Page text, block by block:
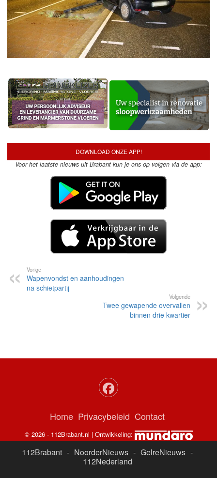
DOWNLOAD ONZE APP!
Voor het laatste nieuws uit Brabant kun je ons op volgen via de app:
Vorige
Wapenvondst en aanhoudingen
na schietpartij
Volgende
Twee gewapende overvallen
binnen drie kwartier
Home Privacybeleid Contact
© 2026 - 112Brabant.nl | Ontwikkeling:
112Brabant - NoorderNieuws - GelreNieuws -
112Nederland